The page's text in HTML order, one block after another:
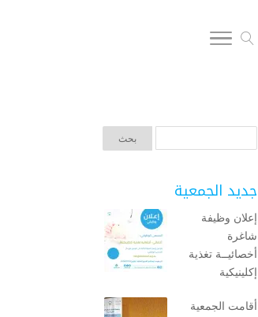
جديد الجمعية
إعلان وظيفة
شاغرة
أخصائيــة تغذية
إكلينيكية
أقامت الجمعية